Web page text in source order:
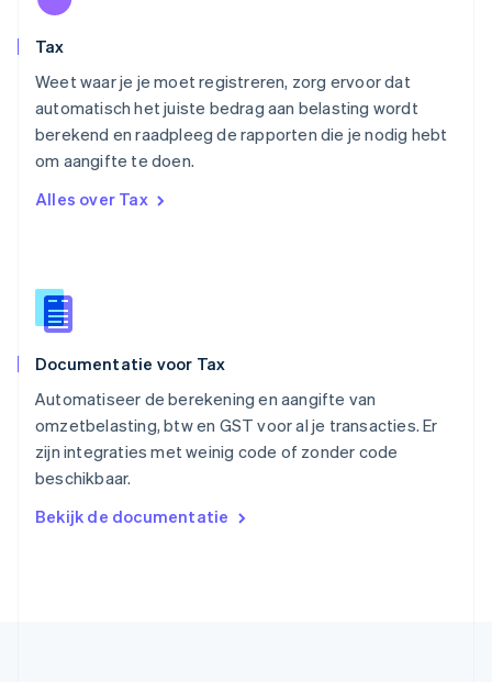
Tax
Weet waar je je moet registreren, zorg ervoor dat
automatisch het juiste bedrag aan belasting wordt
berekend en raadpleeg de rapporten die je nodig hebt
om aangifte te doen.
Alles over Tax
Documentatie voor Tax
Automatiseer de berekening en aangifte van
omzetbelasting, btw en GST voor al je transacties. Er
zijn integraties met weinig code of zonder code
beschikbaar.
Bekijk de documentatie
Oostenrijk
English
Portugal
English
Roemenië
English
Singapore
English 简体中文
English
Spanje
Thailand
ไทยEnglish
Tsjechië
Vasteland van China
简体中文English
English